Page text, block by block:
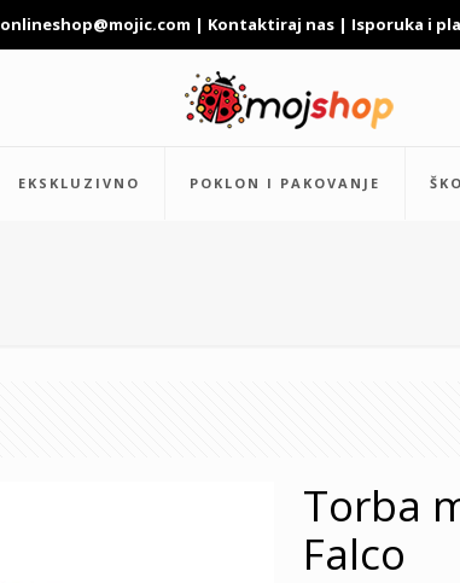
onlineshop@mojic.com | Kontaktiraj nas | Isporuka i
EKSKLUZIVNO POKLON I PAKOVANJE
Torba
Falco